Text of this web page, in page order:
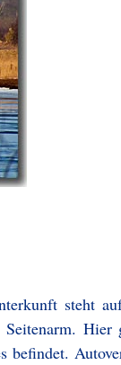
steht
Hier
befindet.